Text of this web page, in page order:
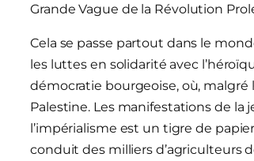
Grande Vague de la Révolution
Cela se passe partout dans le
les luttes en solidarité avec
démocratie bourgeoise, où,
Palestine. Les manifestations de
l’impérialisme est un tigre de
conduit des milliers d’agriculteurs